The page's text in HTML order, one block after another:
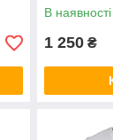
В наявності
1 250 ₴